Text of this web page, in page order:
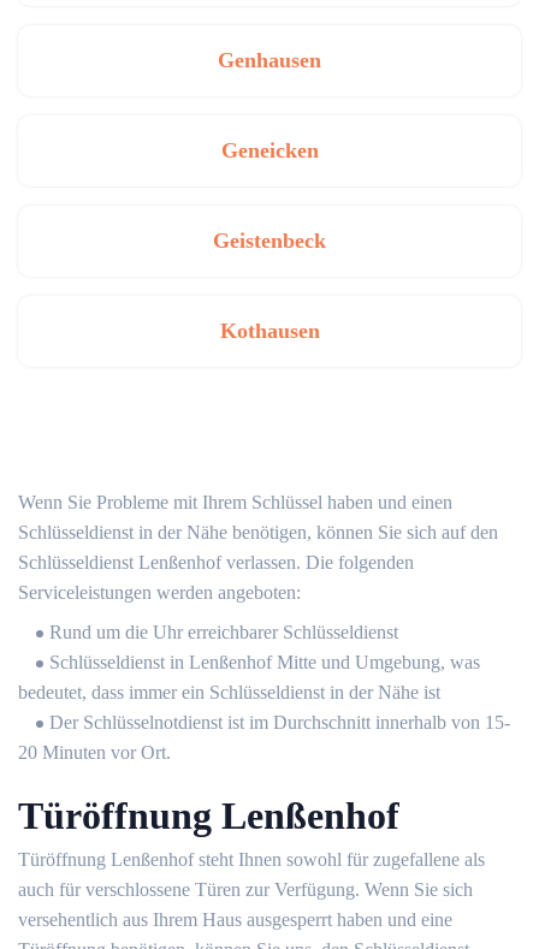
Genhausen
Geneicken
Geistenbeck
Kothausen
Wenn Sie Probleme mit Ihrem Schlüssel haben und einen
Schlüsseldienst in der Nähe benötigen, können Sie sich auf den
Schlüsseldienst Lenßenhof verlassen. Die folgenden
Serviceleistungen werden angeboten:
Rund um die Uhr erreichbarer Schlüsseldienst
Schlüsseldienst in Lenßenhof Mitte und Umgebung, was
bedeutet, dass immer ein Schlüsseldienst in der Nähe ist
Der Schlüsselnotdienst ist im Durchschnitt innerhalb von 15-
20 Minuten vor Ort.
Türöffnung Lenßenhof
Türöffnung Lenßenhof steht Ihnen sowohl für zugefallene als
auch für verschlossene Türen zur Verfügung. Wenn Sie sich
versehentlich aus Ihrem Haus ausgesperrt haben und eine